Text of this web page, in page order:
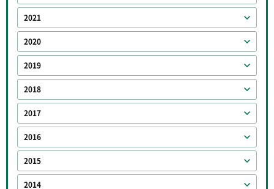
2021
2020
2019
2018
2017
2016
2015
2014